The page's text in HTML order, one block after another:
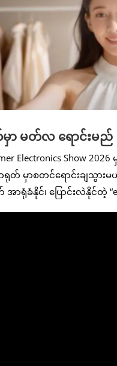
မှာ မတ်လ ရောင်းမည်
Electronics Show
မှာစတင်ရောင်းချသွာ
နိုင်၊ ပြောင်းလဲနိုင်တဲ့